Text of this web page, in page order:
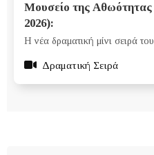
Μουσείο της
2026):
Η νέα δραματική μίνι σειρά
Δραματική Σειρά